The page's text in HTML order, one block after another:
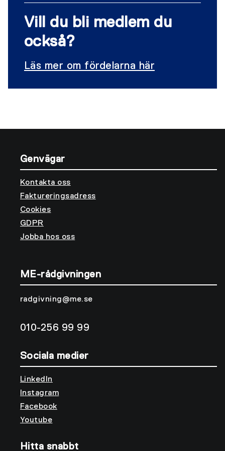
Vill du bli medlem du
också?
Läs mer om fördelarna här
Genvägar
Kontakta oss
Faktureringsadress
Cookies
GDPR
Jobba hos oss
ME-rådgivningen
radgivning@me.se
010-256 99 99
Sociala medier
LinkedIn
Instagram
Facebook
Youtube
Hitta snabbt